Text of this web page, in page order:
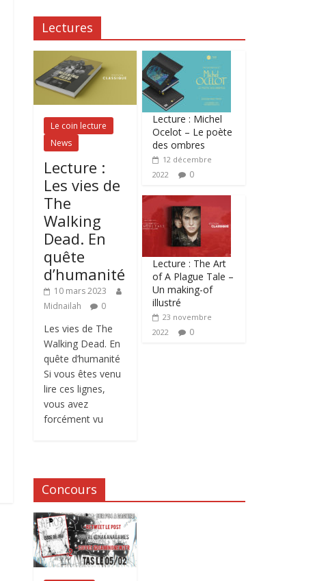
Lectures
Le coin lecture
News
Lecture :
Les vies de
The
Walking
Dead. En
quête
d’humanité
10 mars 2023
Midnailah
0
Les vies de The
Walking Dead. En
quête d’humanité
Si vous êtes venu
lire ces lignes,
vous avez
forcément vu
Lecture : Michel
Ocelot – Le poète
des ombres
12 décembre
2022
0
Lecture : The Art
of A Plague Tale –
Un making-of
illustré
23 novembre
2022
0
Concours